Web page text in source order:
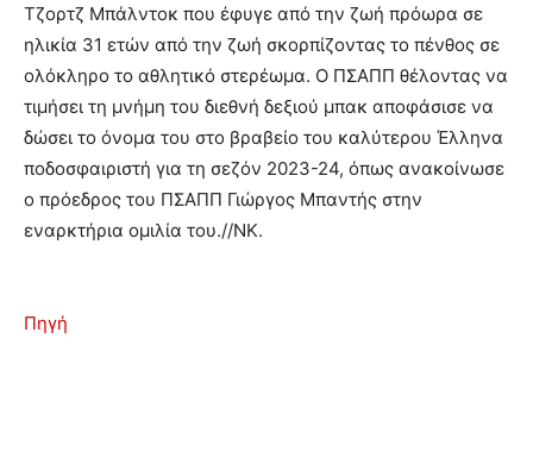
Τζορτζ Μπάλντοκ που έφυγε από την ζωή πρόωρα σε
ηλικία 31 ετών από την ζωή σκορπίζοντας το πένθος σε
ολόκληρο το αθλητικό στερέωμα. Ο ΠΣΑΠΠ θέλοντας να
τιμήσει τη μνήμη του διεθνή δεξιού μπακ αποφάσισε να
δώσει το όνομα του στο βραβείο του καλύτερου Έλληνα
ποδοσφαιριστή για τη σεζόν 2023-24, όπως ανακοίνωσε
ο πρόεδρος του ΠΣΑΠΠ Γιώργος Μπαντής στην
εναρκτήρια ομιλία του.//ΝΚ.
Πηγή